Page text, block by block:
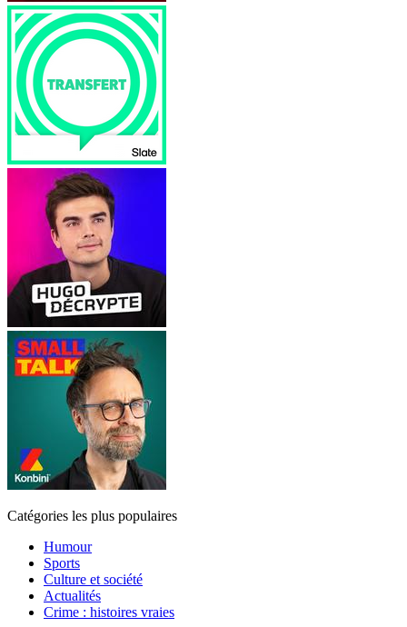
Catégories les plus populaires
Humour
Sports
Culture et société
Actualités
Crime : histoires vraies